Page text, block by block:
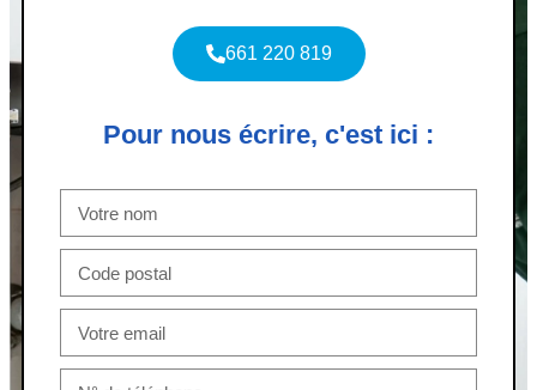
661 220 819
Pour nous écrire, c'est ici :